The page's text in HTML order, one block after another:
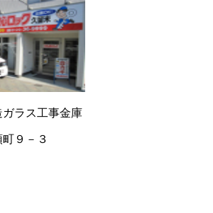
ガラス工事金庫
９－３